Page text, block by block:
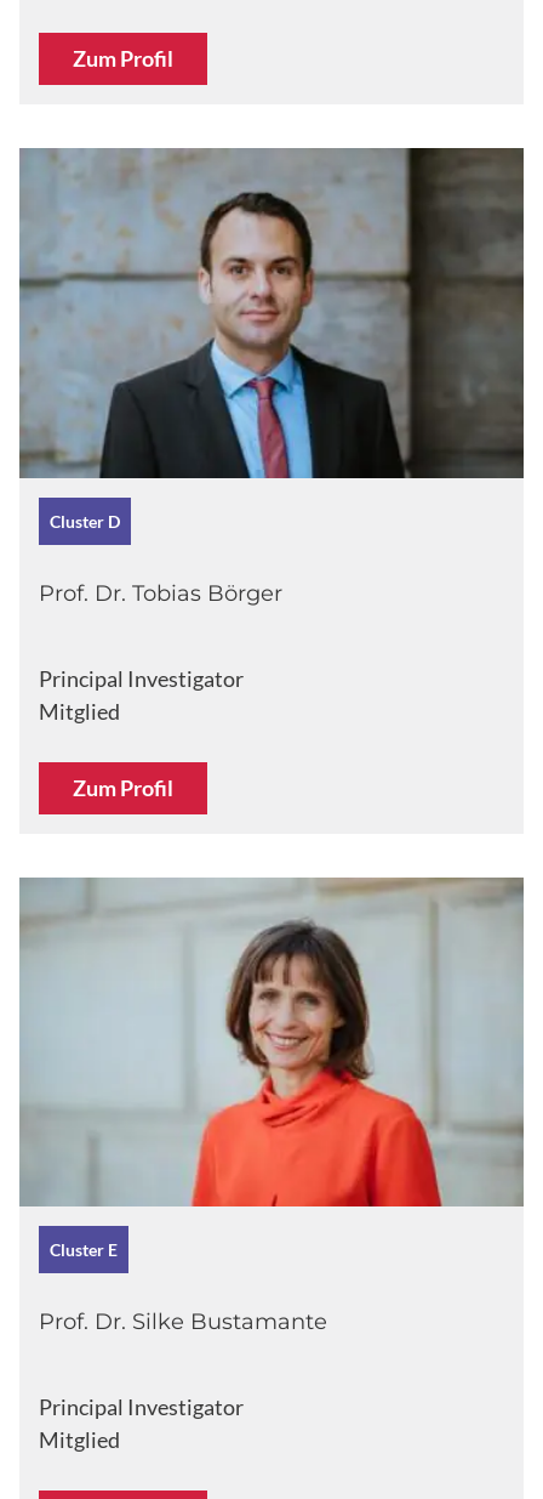
Zum Profil
Cluster D
Prof. Dr. Tobias Börger
Principal Investigator
Mitglied
Zum Profil
Cluster E
Prof. Dr. Silke Bustamante
Principal Investigator
Mitglied